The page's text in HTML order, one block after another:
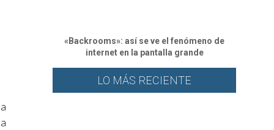
«Backrooms»: así se ve el fenómeno de
internet en la pantalla grande
LO MÁS RECIENTE